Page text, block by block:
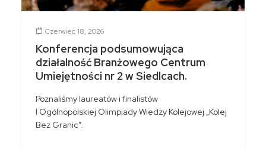
Czerwiec 18, 2026
Konferencja podsumowująca
działalność Branżowego Centrum
Umiejętności nr 2 w Siedlcach.
Poznaliśmy laureatów i finalistów
I Ogólnopolskiej Olimpiady Wiedzy Kolejowej „Kolej
Bez Granic”.